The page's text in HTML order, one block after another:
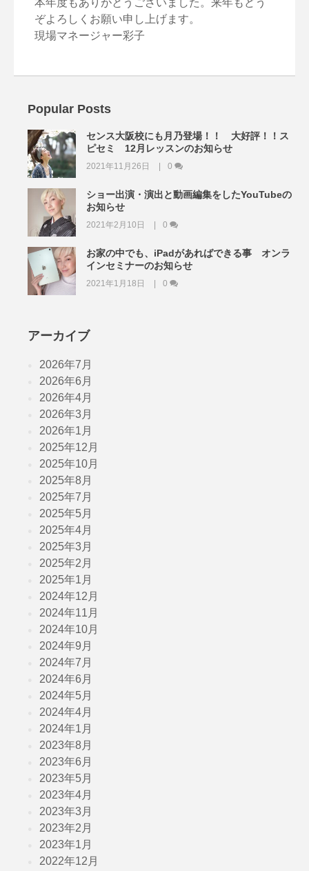
本年度もありがとうございました。来年もどう
ぞよろしくお願い申し上げます。
現場マネージャー彩子
Popular Posts
センス大阪校にも月乃登場！！ 大好評！！ス
ピセミ 12月レッスンのお知らせ
2021年11月26日 0
ショー出演・演出と動画編集をしたYouTubeの
お知らせ
2021年2月10日 0
お家の中でも、iPadがあればできる事 オンラ
インセミナーのお知らせ
2021年1月18日 0
アーカイブ
2026年7月
2026年6月
2026年4月
2026年3月
2026年1月
2025年12月
2025年10月
2025年8月
2025年7月
2025年5月
2025年4月
2025年3月
2025年2月
2025年1月
2024年12月
2024年11月
2024年10月
2024年9月
2024年7月
2024年6月
2024年5月
2024年4月
2024年1月
2023年8月
2023年6月
2023年5月
2023年4月
2023年3月
2023年2月
2023年1月
2022年12月